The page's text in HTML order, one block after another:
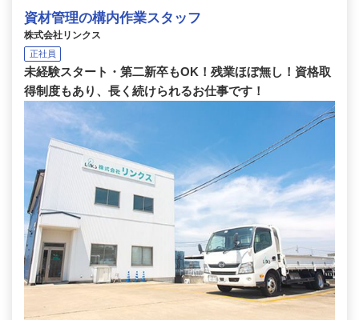
資材管理の構内作業スタッフ
株式会社リンクス
正社員
未経験スタート・第二新卒もOK！残業ほぼ無し！資格取
得制度もあり、長く続けられるお仕事です！